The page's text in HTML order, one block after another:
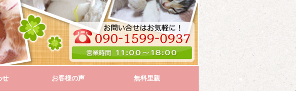
せ お客様の声 無料里親